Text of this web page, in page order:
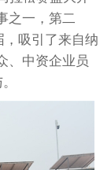
之一，第二
，吸引了来自纳
、中资企业员